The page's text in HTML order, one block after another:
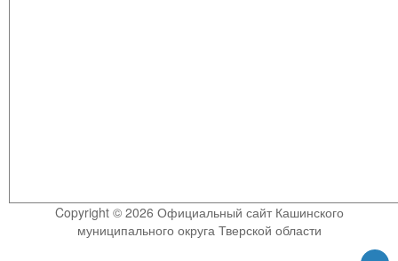
Copyright © 2026 Официальный сайт Кашинского
муниципального округа Тверской области